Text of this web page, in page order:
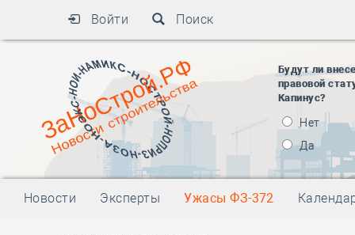
Войти Поиск
Будут ли
правовой
Капинус?
Нет
Да
Новости Эксперты Ужасы ФЗ-372